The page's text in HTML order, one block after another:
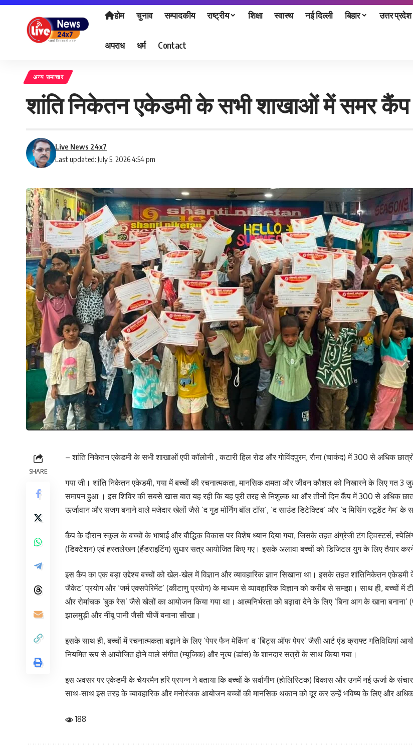
होम चुनाव सम्पादकीय राष्ट्रीय शिक्षा स्वास्थ नई दिल्ली बिहार उत्तर प्रदेश
अपराध धर्म Contact
अन्य समाचार
शांति निकेतन एकेडमी के सभी शाखाओं में समर
Last updated: July 5, 2026 4:54 pm
Live News 24x7
SHARE
– शांति निकेतन एकेडमी के सभी शाखाओं एपी कॉलोनी , कटारी हिल रोड और गोविंदपुरम, रौना (चाकंद) में 300 से अधिक
गया जी। शांति निकेतन एकेडमी, गया में बच्चों की रचनात्मकता, मानसिक क्षमता और जीवन कौशल को निखारने के लिए
समापन हुआ । इस शिविर की सबसे खास बात यह रही कि यह पूरी तरह से निशुल्क था और तीनों दिन कैंप में 300 से अधिक
ऊर्जावान और सजग बनाने वाले मजेदार खेलों जैसे ‘द गुड मॉर्निंग बॉल टॉस’, ‘द साउंड डिटेक्टिव’ और ‘द मिसिंग स्टूडेंट गेम’ के
कैंप के दौरान स्कूल के बच्चों के भाषाई और बौद्धिक विकास पर विशेष ध्यान दिया गया, जिसके तहत अंग्रेजी टंग ट्विस्टर्स,
(डिक्टेशन) एवं हस्तलेखन (हैंडराइटिंग) सुधार सत्र आयोजित किए गए। इसके अलावा बच्चों को डिजिटल युग के लिए तैयार
इस कैंप का एक बड़ा उद्देश्य बच्चों को खेल-खेल में विज्ञान और व्यावहारिक ज्ञान सिखाना था। इसके तहत शांतिनिकेतन
जैकेट’ प्रयोग और ‘जर्म एक्सपेरिमेंट’ (कीटाणु प्रयोग) के माध्यम से व्यावहारिक विज्ञान को करीब से समझा। साथ ही, बच्चों
और रोमांचक ‘बुक रेस’ जैसे खेलों का आयोजन किया गया था। आत्मनिर्भरता को बढ़ावा देने के लिए ‘बिना आग के खाना
झालमुड़ी और नींबू पानी जैसी चीजें बनाना सीखा।
इसके साथ ही, बच्चों में रचनात्मकता बढ़ाने के लिए ‘पेपर फैन मेकिंग’ व ‘बिट्स ऑफ पेपर’ जैसी आर्ट एंड क्राफ्ट
नियमित रूप से आयोजित होने वाले संगीत (म्यूजिक) और नृत्य (डांस) के शानदार सत्रों के साथ किया गया।
इस अवसर पर एकेडमी के चेयरमैन हरि प्रपन्न ने बताया कि बच्चों के सर्वांगीण (होलिस्टिक) विकास और उनमें नई ऊर्जा के
साथ-साथ इस तरह के व्यावहारिक और मनोरंजक आयोजन बच्चों की मानसिक थकान को दूर कर उन्हें भविष्य के लिए और अधिक
188